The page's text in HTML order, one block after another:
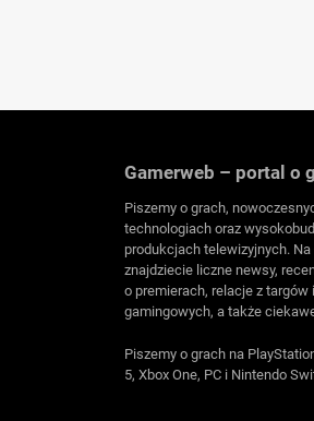
Gamerweb – portal o
Piszemy o grach,
technologiach oraz
produkcjach telewizyjnych. Na
znajdziecie liczne newsy,
o premierach, relacje z targów
gamingowych, a także
Piszemy o grach na
5, Xbox One, PC i Nintendo